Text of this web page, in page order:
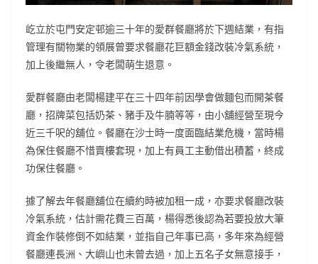
屹立於屯門安定邨逾三十年的愛群餐廳將於下週結業，有指
管理有關物業的領展曾要求餐廳花巨額金錢改裝冷氣系統，
加上後繼無人，令老闆萌生退意。
愛群餐廳由老闆楊建平在三十四年前因學會做麵包而開茶餐
廳，招牌菜包括奶茶、豬手及牛腩等等，由小舖經營至現今
近三千呎的舖位。餐廳在沙士時一度面臨結業危機，當時楊
為保住餐廳不惜賣樓套現，加上有員工主動借出積蓄，終成
功保住餐廳。
據了解去年餐廳舖位在續約時被加租一成，亦要求餐廳改裝
冷氣系統，估計需花費三百萬，楊得悉後認為若要投放大筆
資金作裝修倒不如結業，並指自己年事已高，多年來為經營
餐廳連長洲、大嶼山也未曾去過，加上五名子女無意接手，